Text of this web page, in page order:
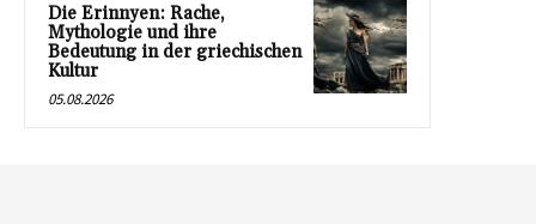
Die Erinnyen: Rache,
Mythologie und ihre
Bedeutung in der griechischen
Kultur
05.08.2026